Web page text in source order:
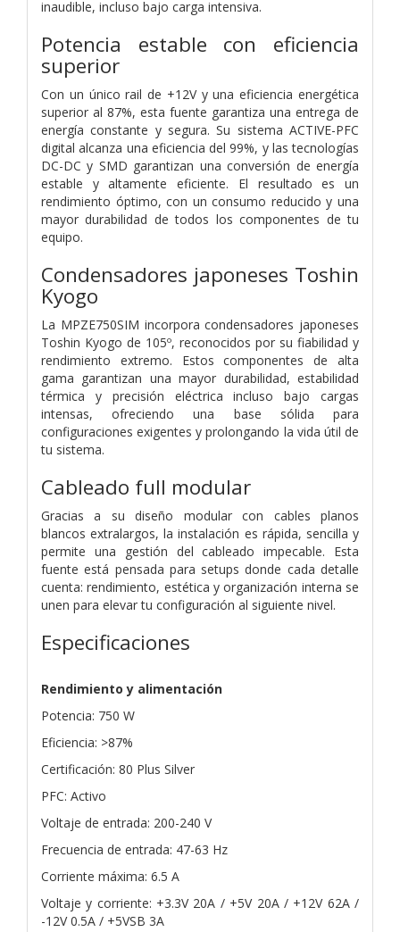
inaudible, incluso bajo carga intensiva.
Potencia estable con eficiencia
superior
Con un único rail de +12V y una eficiencia energética
superior al 87%, esta fuente garantiza una entrega de
energía constante y segura. Su sistema ACTIVE-PFC
digital alcanza una eficiencia del 99%, y las tecnologías
DC-DC y SMD garantizan una conversión de energía
estable y altamente eficiente. El resultado es un
rendimiento óptimo, con un consumo reducido y una
mayor durabilidad de todos los componentes de tu
equipo.
Condensadores japoneses Toshin
Kyogo
La MPZE750SIM incorpora condensadores japoneses
Toshin Kyogo de 105º, reconocidos por su fiabilidad y
rendimiento extremo. Estos componentes de alta
gama garantizan una mayor durabilidad, estabilidad
térmica y precisión eléctrica incluso bajo cargas
intensas, ofreciendo una base sólida para
configuraciones exigentes y prolongando la vida útil de
tu sistema.
Cableado full modular
Gracias a su diseño modular con cables planos
blancos extralargos, la instalación es rápida, sencilla y
permite una gestión del cableado impecable. Esta
fuente está pensada para setups donde cada detalle
cuenta: rendimiento, estética y organización interna se
unen para elevar tu configuración al siguiente nivel.
Especificaciones
Rendimiento y alimentación
Potencia: 750 W
Eficiencia: >87%
Certificación: 80 Plus Silver
PFC: Activo
Voltaje de entrada: 200-240 V
Frecuencia de entrada: 47-63 Hz
Corriente máxima: 6.5 A
Voltaje y corriente: +3.3V 20A / +5V 20A / +12V 62A /
-12V 0.5A / +5VSB 3A